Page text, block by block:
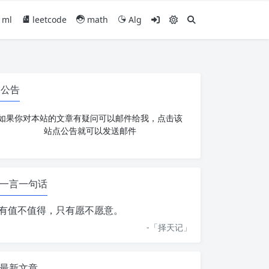
ml leetcode math Alg
公告
果你对本站的文章有疑问可以邮件给我，点击该
站点公告就可以发送邮件
一言一句话
值不值得，只有愿不愿意。
-「择天记 」